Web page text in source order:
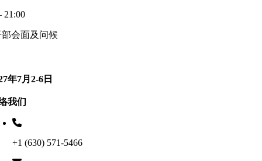
21:00
会面及问候
年7月2-6日
我们
+1 (630) 571-5466